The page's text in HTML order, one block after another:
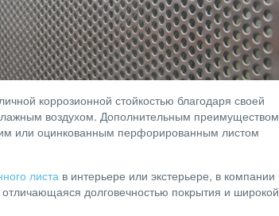
коррозионной стойкостью благодаря своей
воздухом. Дополнительным преимуществом
или оцинкованным перфорированным листом
листа в интерьере или экстерьере, в компании
долговечностью покрытия и широкой